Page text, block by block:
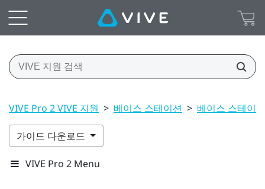
VIVE Pro 2 VIVE 지원 > 베이스 스테이션 > 베이스 스테이
가이드 다운로드
VIVE Pro 2 Menu